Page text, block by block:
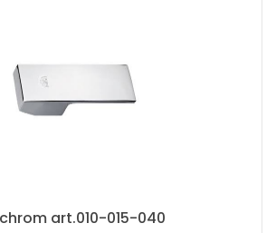
chrom art.010-015-040